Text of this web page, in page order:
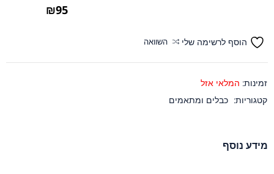
₪95
הוסף לרשימה שלי השוואה
זמינות: המלאי אזל
קטגוריות: כבלים ומתאמים
מידע נוסף